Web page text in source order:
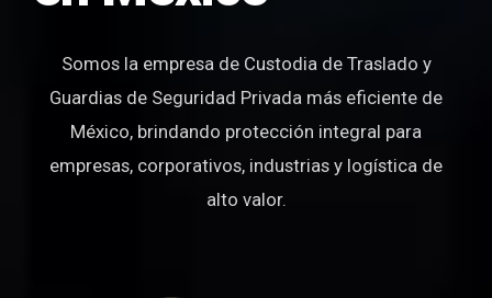
Somos la empresa de Custodia de Traslado y
Guardias de Seguridad Privada más eficiente de
México, brindando protección integral para
empresas, corporativos, industrias y logística de
alto valor.